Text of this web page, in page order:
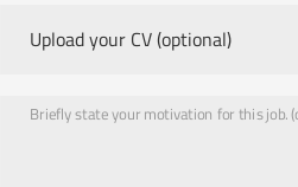
Upload your CV (optional)
Briefly state your motivation for this job.